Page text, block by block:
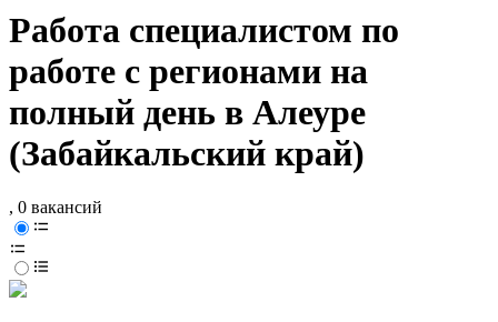
Работа специалистом по
работе с регионами на
полный день в Алеуре
(Забайкальский край)
, 0 вакансий